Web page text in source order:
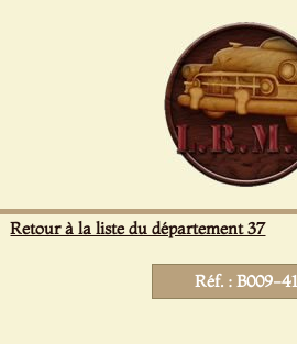
Retour à la liste du département 37
Réf. : B009-41